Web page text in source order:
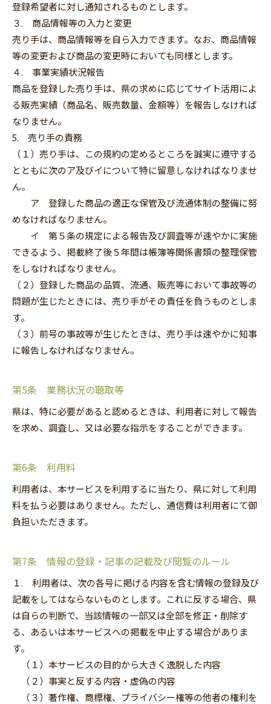
登録希望者に対し通知されるものとします。
３. 商品情報等の入力と変更
売り手は、商品情報等を自ら入力できます。なお、商品情報
等の変更および商品の変更時においても同様とします。
４. 事業実績状況報告
商品を登録した売り手は、県の求めに応じてサイト活用によ
る販売実績（商品名、販売数量、金額等）を報告しなければ
なりません。
5. 売り手の責務
（１）売り手は、この規約の定めるところを誠実に遵守する
とともに次のア及びイについて特に留意しなければなりませ
ん。
ア 登録した商品の適正な保管及び流通体制の整備に努
めなければなりません。
イ 第５条の規定による報告及び調査等が速やかに実施
できるよう、掲載終了後５年間は帳簿等関係書類の整理保管
をしなければなりません。
（２）登録した商品の品質、流通、販売等において事故等の
問題が生じたときには、売り手がその責任を負うものとしま
す。
（３）前号の事故等が生じたときは、売り手は速やかに知事
に報告しなければなりません。
第5条 業務状況の聴取等
県は、特に必要があると認めるときは、利用者に対して報告
を求め、調査し、又は必要な指示をすることができます。
第6条 利用料
利用者は、本サービスを利用するに当たり、県に対して利用
料を払う必要はありません。ただし、通信費は利用者にて御
負担いただきます。
第7条 情報の登録・記事の記載及び閲覧のルール
１. 利用者は、次の各号に掲げる内容を含む情報の登録及び
記載をしてはならないものとします。これに反する場合、県
は自らの判断で、当該情報の一部又は全部を修正‧削除す
る、あるいは本サービスへの掲載を中止する場合がありま
す。
（１）本サービスの目的から大きく逸脱した内容
（２）事実と反する内容・虚偽の内容
（３）著作権、商標権、プライバシー権等の他者の権利を